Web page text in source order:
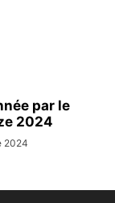
par le
2024
2024